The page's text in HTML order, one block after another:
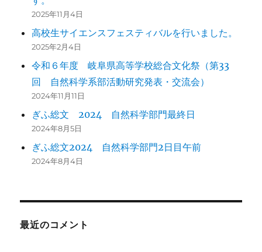
2025年11月4日
高校生サイエンスフェスティバルを行いました。
2025年2月4日
令和６年度 岐阜県高等学校総合文化祭（第33
回 自然科学系部活動研究発表・交流会）
2024年11月11日
ぎふ総文 2024 自然科学部門最終日
2024年8月5日
ぎふ総文2024 自然科学部門2日目午前
2024年8月4日
最近のコメント